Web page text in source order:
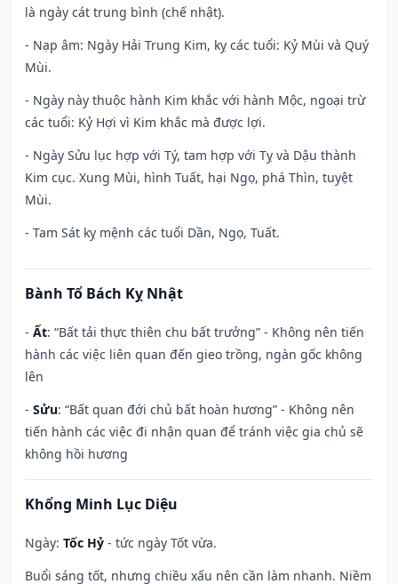
là ngày cát trung bình (chế nhật).
- Nạp âm: Ngày Hải Trung Kim, kỵ các tuổi: Kỷ Mùi và Quý
Mùi.
- Ngày này thuộc hành Kim khắc với hành Mộc, ngoại trừ
các tuổi: Kỷ Hợi vì Kim khắc mà được lợi.
- Ngày Sửu lục hợp với Tý, tam hợp với Tỵ và Dậu thành
Kim cục. Xung Mùi, hình Tuất, hại Ngọ, phá Thìn, tuyệt
Mùi.
- Tam Sát kỵ mệnh các tuổi Dần, Ngọ, Tuất.
Bành Tổ Bách Kỵ Nhật
- Ất: “Bất tải thực thiên chu bất trưởng” - Không nên tiến
hành các việc liên quan đến gieo trồng, ngàn gốc không
lên
- Sửu: “Bất quan đới chủ bất hoàn hương” - Không nên
tiến hành các việc đi nhận quan để tránh việc gia chủ sẽ
không hồi hương
Khổng Minh Lục Diệu
Ngày: Tốc Hỷ - tức ngày Tốt vừa.
Buổi sáng tốt, nhưng chiều xấu nên cần làm nhanh. Niềm